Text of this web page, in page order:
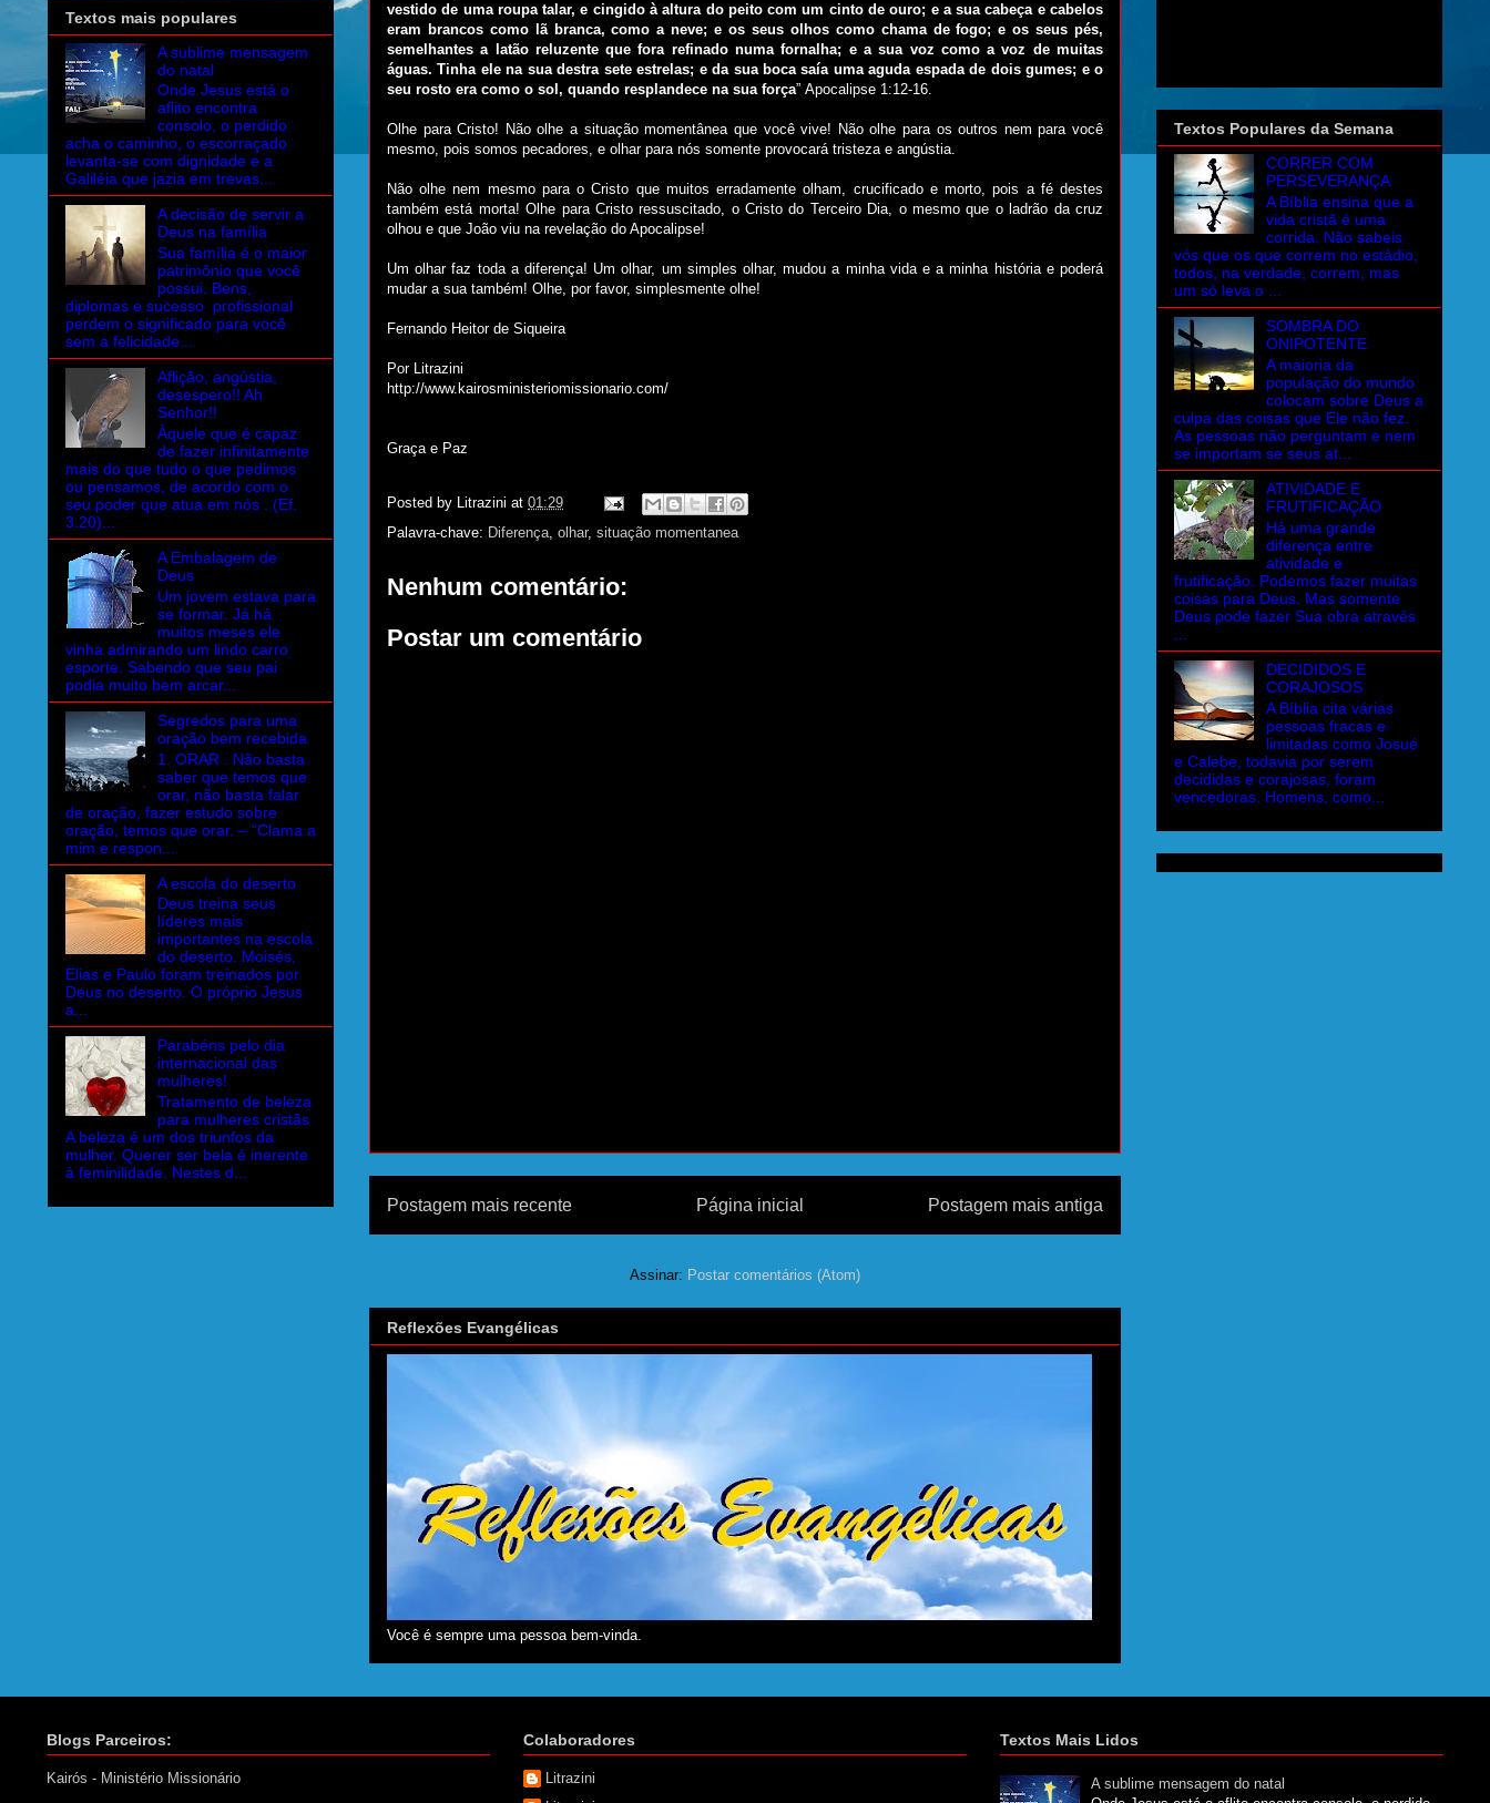
vestido de uma roupa talar, e cingido à altura do peito com um cinto de ouro; e a sua cabeça e cabelos
eram brancos como lã branca, como a neve; e os seus olhos como chama de fogo; e os seus pés,
semelhantes a latão reluzente que fora refinado numa fornalha; e a sua voz como a voz de muitas
águas. Tinha ele na sua destra sete estrelas; e da sua boca saía uma aguda espada de dois gumes; e o
seu rosto era como o sol, quando resplandece na sua força” Apocalipse 1:12-16.
Olhe para Cristo! Não olhe a situação momentânea que você vive! Não olhe para os outros nem para você
mesmo, pois somos pecadores, e olhar para nós somente provocará tristeza e angústia.
Não olhe nem mesmo para o Cristo que muitos erradamente olham, crucificado e morto, pois a fé destes
também está morta! Olhe para Cristo ressuscitado, o Cristo do Terceiro Dia, o mesmo que o ladrão da cruz
olhou e que João viu na revelação do Apocalipse!
Um olhar faz toda a diferença! Um olhar, um simples olhar, mudou a minha vida e a minha história e poderá
mudar a sua também! Olhe, por favor, simplesmente olhe!
Fernando Heitor de Siqueira
Por Litrazini
http://www.kairosministeriomissionario.com/
Graça e Paz
Posted by Litrazini at 01:29
Palavra-chave: Diferença, olhar, situação momentanea
Nenhum comentário:
Postar um comentário
Postagem mais recente Postagem mais antiga
Página inicial
Assinar: Postar comentários (Atom)
Reflexões Evangélicas
Você é sempre uma pessoa bem-vinda.
Textos mais populares
A sublime mensagem
do natal
Onde Jesus está o
aflito encontra
consolo, o perdido
acha o caminho, o escorraçado
levanta-se com dignidade e a
Galiléia que jazia em trevas...
A decisão de servir a
Deus na família
Sua família é o maior
patrimônio que você
possui. Bens,
diplomas e sucesso profissional
perdem o significado para você
sem a felicidade...
Aflição, angústia,
desespero!! Ah
Senhor!!
Àquele que é capaz
de fazer infinitamente
mais do que tudo o que pedimos
ou pensamos, de acordo com o
seu poder que atua em nós . (Ef.
3.20)...
A Embalagem de
Deus
Um jovem estava para
se formar. Já há
muitos meses ele
vinha admirando um lindo carro
esporte. Sabendo que seu pai
podia muito bem arcar...
Segredos para uma
oração bem recebida
1. ORAR . Não basta
saber que temos que
orar, não basta falar
de oração, fazer estudo sobre
oração, temos que orar. – “Clama a
mim e respon...
A escola do deserto
Deus treina seus
líderes mais
importantes na escola
do deserto. Moisés,
Elias e Paulo foram treinados por
Deus no deserto. O próprio Jesus
a...
Parabéns pelo dia
internacional das
mulheres!
Tratamento de beleza
para mulheres cristãs
A beleza é um dos triunfos da
mulher. Querer ser bela é inerente
à feminilidade. Nestes d...
Textos Populares da Semana
CORRER COM
PERSEVERANÇA
A Bíblia ensina que a
vida cristã é uma
corrida. Não sabeis
vós que os que correm no estádio,
todos, na verdade, correm, mas
um só leva o ...
SOMBRA DO
ONIPOTENTE
A maioria da
população do mundo
colocam sobre Deus a
culpa das coisas que Ele não fez.
As pessoas não perguntam e nem
se importam se seus at...
ATIVIDADE E
FRUTIFICAÇÃO
Há uma grande
diferença entre
atividade e
frutificação. Podemos fazer muitas
coisas para Deus. Mas somente
Deus pode fazer Sua obra através
DECIDIDOS E
CORAJOSOS
A Bíblia cita várias
pessoas fracas e
limitadas como Josué
e Calebe, todavia por serem
decididas e corajosas, foram
vencedoras. Homens, como...
Blogs Parceiros:
Kairós - Ministério Missionário
Colaboradores
Litrazini
Textos Mais Lidos
A sublime mensagem do natal